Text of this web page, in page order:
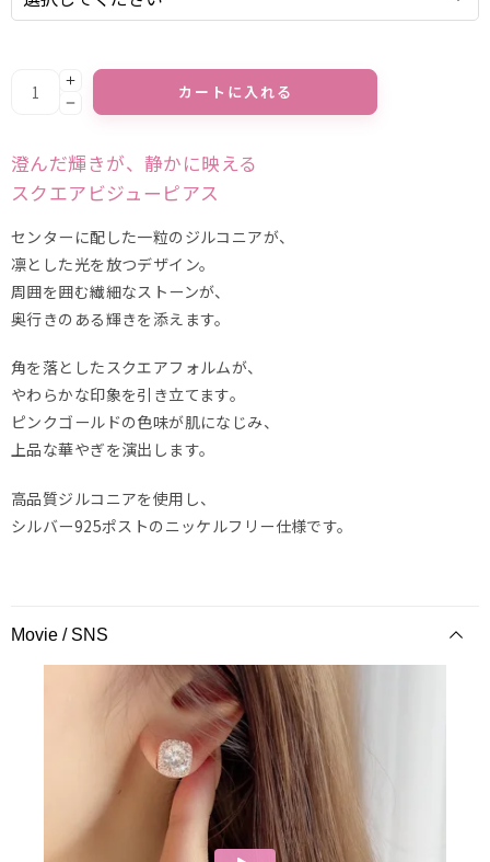
カートに入れる
澄んだ輝きが、静かに映える
スクエアビジューピアス
センターに配した一粒のジルコニアが、
凛とした光を放つデザイン。
周囲を囲む繊細なストーンが、
奥行きのある輝きを添えます。
角を落としたスクエアフォルムが、
やわらかな印象を引き立てます。
ピンクゴールドの色味が肌になじみ、
上品な華やぎを演出します。
高品質ジルコニアを使用し、
シルバー925ポストのニッケルフリー仕様です。
Movie / SNS